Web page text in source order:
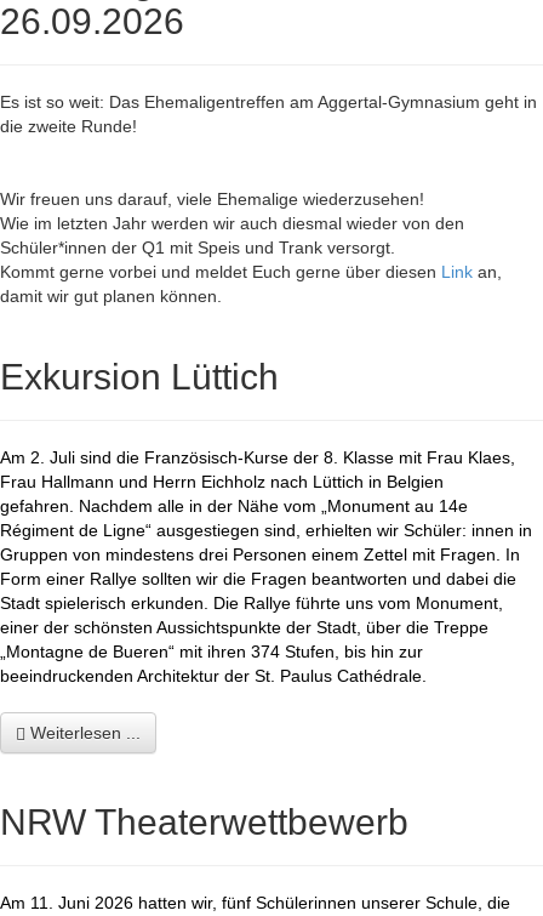
26.09.2026
Es ist so weit: Das Ehemaligentreffen am Aggertal-Gymnasium geht in
die zweite Runde!
Wir freuen uns darauf, viele Ehemalige wiederzusehen!
Wie im letzten Jahr werden wir auch diesmal wieder von den
Schüler*innen der Q1 mit Speis und Trank versorgt.
Kommt gerne vorbei und meldet Euch gerne über diesen Link an,
damit wir gut planen können.
Exkursion Lüttich
Am 2. Juli sind die Französisch-Kurse der 8. Klasse mit Frau Klaes,
Frau Hallmann und Herrn Eichholz nach Lüttich in Belgien
gefahren. Nachdem alle in der Nähe vom „Monument au 14e
Régiment de Ligne“ ausgestiegen sind, erhielten wir Schüler: innen in
Gruppen von mindestens drei Personen einem Zettel mit Fragen. In
Form einer Rallye sollten wir die Fragen beantworten und dabei die
Stadt spielerisch erkunden. Die Rallye führte uns vom Monument,
einer der schönsten Aussichtspunkte der Stadt, über die Treppe
„Montagne de Bueren“ mit ihren 374 Stufen, bis hin zur
beeindruckenden Architektur der St. Paulus Cathédrale.
Weiterlesen ...
NRW Theaterwettbewerb
Am 11. Juni 2026 hatten wir, fünf Schülerinnen unserer Schule, die